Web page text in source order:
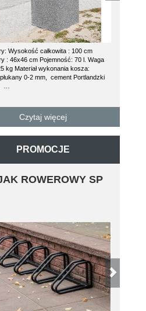
całkowita : 100 cm
cm Pojemność: 70 l. Waga
wykonania kosza:
0-2 mm, cement Portlandzki
Czytaj więcej
PROMOCJE
ROWEROWY SP